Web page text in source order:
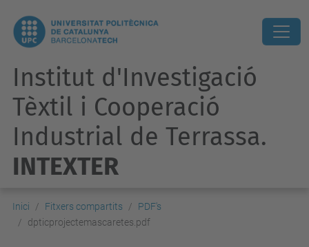
Institut d'Investigació
Tèxtil i Cooperació
Industrial de Terrassa.
INTEXTER
Inici Fitxers compartits
PDF's
dpticprojectemascaretes.pdf